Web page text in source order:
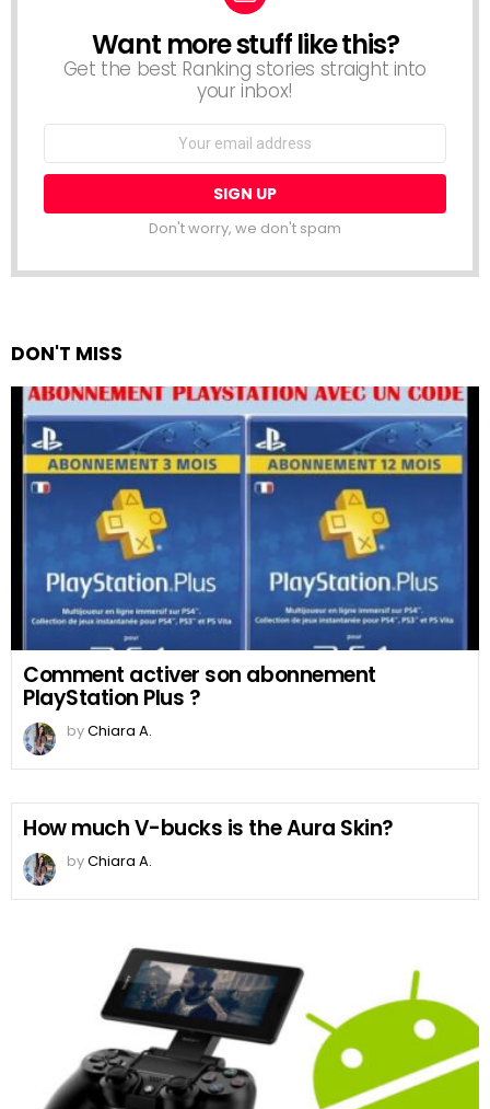
NEWSLETTER
Want more stuff like this?
Get the best Ranking stories straight into
your inbox!
Email
Don't worry, we don't spam
DON'T MISS
Comment activer son abonnement
PlayStation Plus ?
byChiara A.
How much V-bucks is the Aura Skin?
byChiara A.